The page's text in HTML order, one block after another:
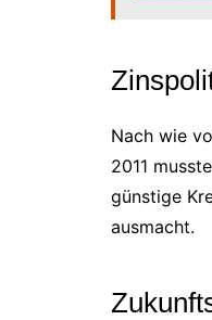
Nach wie
2011
günstige
ausmacht.